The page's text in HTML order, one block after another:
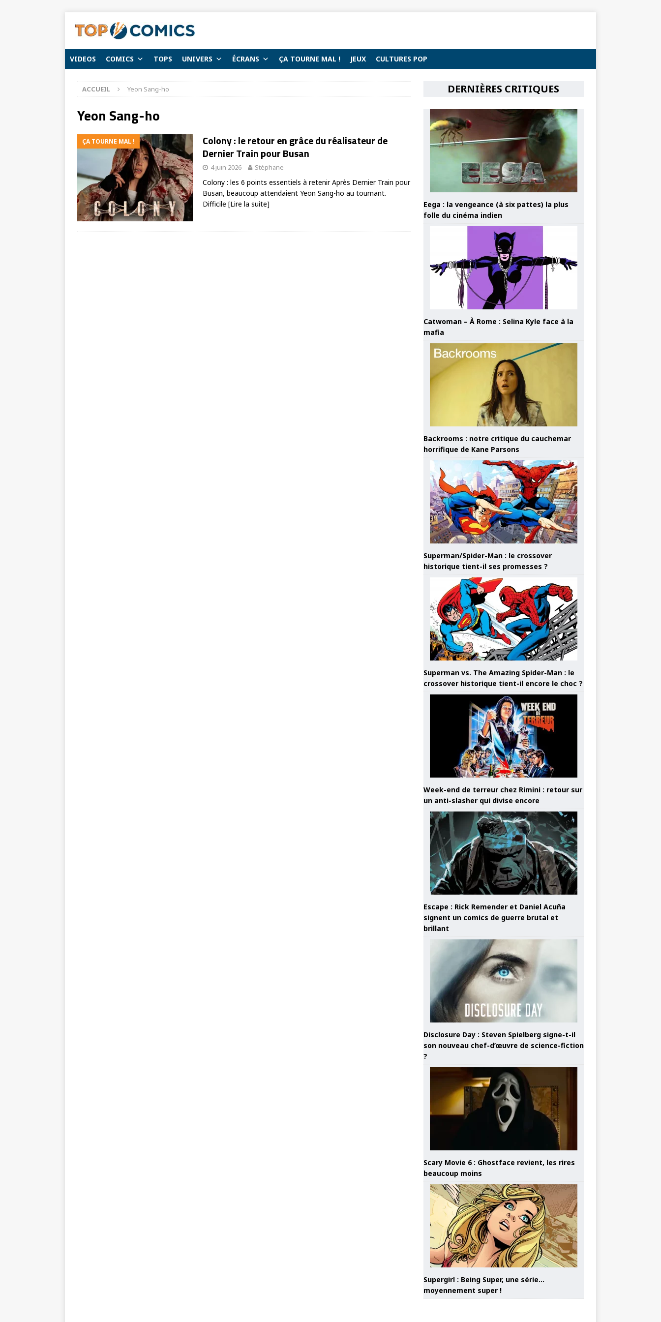
VIDEOS COMICS TOPS UNIVERS ÉCRANS ÇA TOURNE MAL ! JEUX CULTURES POP
ACCUEIL Yeon Sang-ho
Yeon Sang-ho
ÇA TOURNE MAL !
Colony : le retour en grâce du réalisateur de
Dernier Train pour Busan
4 juin 2026 Stéphane
Colony : les 6 points essentiels à retenir Après Dernier Train pour
Busan, beaucoup attendaient Yeon Sang-ho au tournant.
Difficile [Lire la suite]
DERNIÈRES CRITIQUES
Eega : la vengeance (à six pattes) la plus
folle du cinéma indien
Catwoman – À Rome : Selina Kyle face à la
mafia
Backrooms : notre critique du cauchemar
horrifique de Kane Parsons
Superman/Spider-Man : le crossover
historique tient-il ses promesses ?
Superman vs. The Amazing Spider-Man : le
crossover historique tient-il encore le choc ?
Week-end de terreur chez Rimini : retour sur
un anti-slasher qui divise encore
Escape : Rick Remender et Daniel Acuña
signent un comics de guerre brutal et
brillant
Disclosure Day : Steven Spielberg signe-t-il
son nouveau chef-d’œuvre de science-fiction
?
Scary Movie 6 : Ghostface revient, les rires
beaucoup moins
Supergirl : Being Super, une série…
moyennement super !